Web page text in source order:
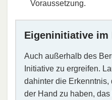
Voraussetzung.
Eigeninitiative im
Auch außerhalb des
Initiative zu ergreifen.
dahinter die
der Hand zu haben,